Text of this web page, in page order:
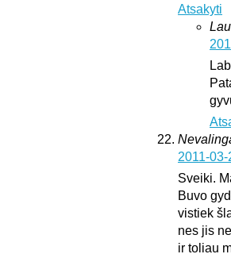
Atsakyti
2011-
Sveiki.
Buvo
vistiek
nes jis
ir toliau